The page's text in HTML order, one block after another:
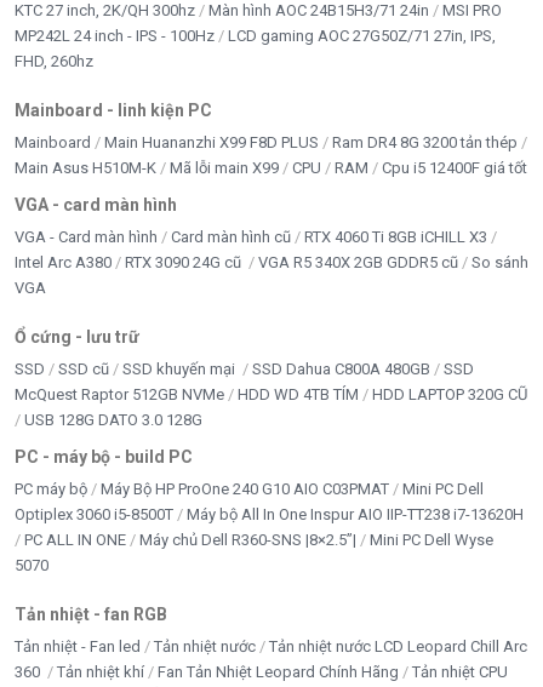
KTC 27 inch, 2K/QH 300hz
Màn hình AOC 24B15H3/71 24in
MSI PRO
MP242L 24 inch - IPS - 100Hz
LCD gaming AOC 27G50Z/71 27in, IPS,
FHD, 260hz
Mainboard - linh kiện PC
Mainboard Main Huananzhi X99 F8D PLUS
Ram DR4 8G 3200 tản thép
Main Asus H510M-K
Mã lỗi main X99 CPU RAM Cpu i5 12400F giá tốt
VGA - card màn hình
VGA - Card màn hình Card màn hình cũ
RTX 4060 Ti 8GB iCHILL X3
Intel Arc A380
RTX 3090 24G cũ VGA R5 340X 2GB GDDR5 cũ
So sánh
VGA
Ổ cứng - lưu trữ
SSD SSD cũ SSD khuyến mại SSD Dahua C800A 480GB
SSD
McQuest Raptor 512GB NVMe
HDD WD 4TB TÍM
HDD LAPTOP 320G CŨ
USB 128G DATO 3.0 128G
PC - máy bộ - build PC
PC máy bộ Máy Bộ HP ProOne 240 G10 AIO C03PMAT
Mini PC Dell
Optiplex 3060 i5-8500T
Máy bộ All In One Inspur AIO IIP-TT238 i7-13620H
PC ALL IN ONE
Máy chủ Dell R360-SNS |8×2.5”|
Mini PC Dell Wyse
5070
Tản nhiệt - fan RGB
Tản nhiệt - Fan led Tản nhiệt nước
Tản nhiệt nước LCD Leopard Chill Arc
360
Tản nhiệt khí Fan Tản Nhiệt Leopard Chính Hãng
Tản nhiệt CPU